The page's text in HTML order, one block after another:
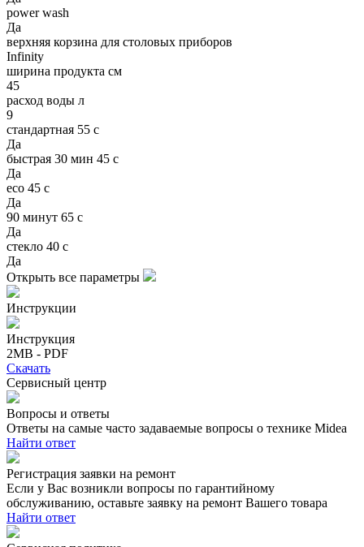
power wash
Да
верхняя корзина для столовых приборов
Infinity
ширина продукта см
45
расход воды л
9
стандартная 55 с
Да
быстрая 30 мин 45 с
Да
eco 45 с
Да
90 минут 65 с
Да
стекло 40 с
Да
Открыть все параметры
Инструкции
Инструкция
2MB - PDF
Скачать
Сервисный центр
Вопросы и ответы
Ответы на самые часто задаваемые вопросы о технике Midea
Найти ответ
Регистрация заявки на ремонт
Если у Вас возникли вопросы по гарантийному
обслуживанию, оставьте заявку на ремонт Вашего товара
Найти ответ